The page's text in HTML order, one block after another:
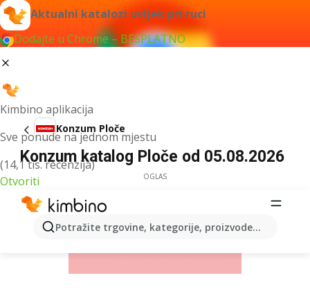
Aktualni katalozi uvijek pri ruci
Dodajte u Chrome – BESPLATNO
Kimbino aplikacija
Sve ponude na jednom mjestu
(14,1 tis. recenzija)
Otvoriti
Potražite trgovine, kategorije, proizvode...
Konzum Ploče
Konzum katalog Ploče od 05.08.2026
OGLAS